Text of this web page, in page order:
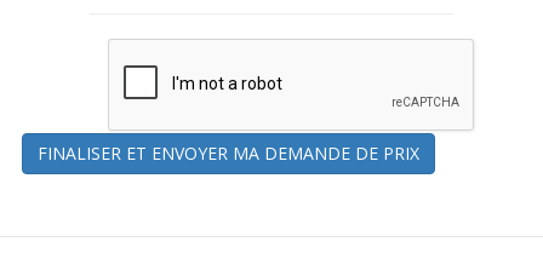
FINALISER ET ENVOYER MA DEMANDE DE PRIX